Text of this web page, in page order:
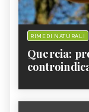
RIMEDI NATURALI
Quercia: